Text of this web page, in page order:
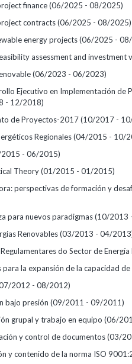
finance(06/2025 - 08/2025)
contracts(06/2025 - 08/2025)
energy projects(06/2025 -
assessment and investment
(06/2023 - 06/2023)
Ejecutivo en Implementación de
- 12/2018)
de Proyectos-2017(10/2017 -
Regionales(04/2015 - 10/
- 06/2015)
Theory(01/2015 - 01/2015)
perspectivas de formación y
para nuevos paradigmas(10/2013
Renovables(03/2013 - 04/
do Sector de Energía
para la expansión de la capacidad de
2012 - 08/2012)
bajo presión (09/2011 - 09/2011)
grupal y trabajo en equipo (06/
y control de documentos(03/
y contenido de la norma ISO